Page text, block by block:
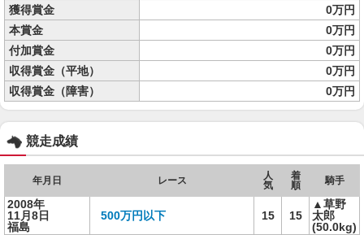
獲得賞金
0万円
本賞金
0万円
付加賞金
0万円
収得賞金（平地）
0万円
収得賞金（障害）
0万円
競走成績
年月日 レース
人
気
着
順
騎手
2008年
11月8日
福島
500万円以下 15 15
▲草野
太郎
(50.0kg)